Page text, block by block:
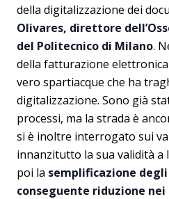
della digitalizzazione dei
Olivares, direttore
del Politecnico di Milano.
della fatturazione
vero spartiacque che ha
digitalizzazione. Sono già
processi, ma la strada è
si è inoltre interrogato sui
innanzitutto la sua validità a
poi la semplificazione
conseguente riduzione